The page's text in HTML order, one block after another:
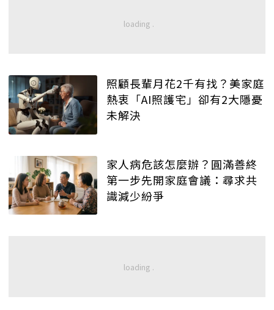
照顧長輩月花2千有找？美家庭
熱衷「AI照護宅」卻有2大隱憂
未解決
家人病危該怎麼辦？圓滿善終
第一步先開家庭會議：尋求共
識減少紛爭